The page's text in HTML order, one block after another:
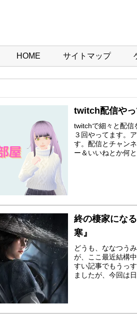
HOME サイトマップ
twitch配信や
twitchで細々と配信
３回やってます。
す。配信とチャン
ー＆いいねとか何
終の棲家にな
寒』
どうも、ななつう
が、ここ最近結構
すい記事でもうっ
ましたが、今回は